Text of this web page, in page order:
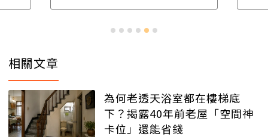
相關文章
為何老透天浴室都在樓梯底
下？揭露40年前老屋「空間神
卡位」還能省錢